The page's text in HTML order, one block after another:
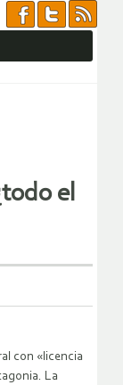
el
con «licencia
La